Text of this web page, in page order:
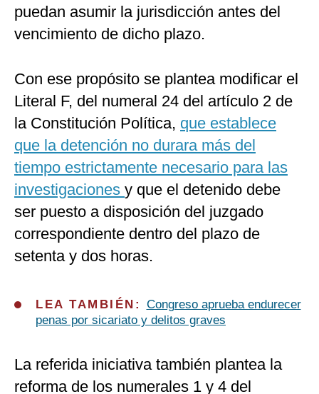
puedan asumir la jurisdicción antes del
vencimiento de dicho plazo.
Con ese propósito se plantea modificar el
Literal F, del numeral 24 del artículo 2 de
la Constitución Política, que establece
que la detención no durara más del
tiempo estrictamente necesario para las
investigaciones y que el detenido debe
ser puesto a disposición del juzgado
correspondiente dentro del plazo de
setenta y dos horas.
LEA TAMBIÉN: Congreso aprueba endurecer
penas por sicariato y delitos graves
La referida iniciativa también plantea la
reforma de los numerales 1 y 4 del